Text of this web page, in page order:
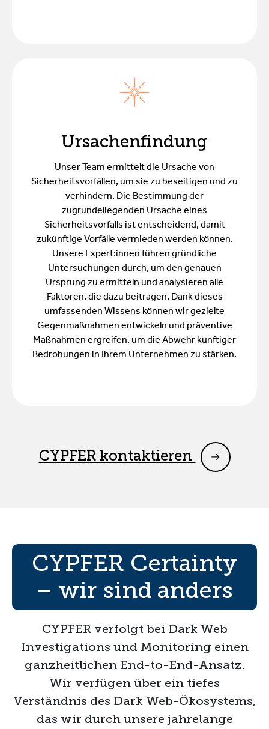
Ursachenfindung
Unser Team ermittelt die Ursache von
Sicherheitsvorfällen, um sie zu beseitigen und zu
verhindern. Die Bestimmung der
zugrundeliegenden Ursache eines
Sicherheitsvorfalls ist entscheidend, damit
zukünftige Vorfälle vermieden werden können.
Unsere Expert:innen führen gründliche
Untersuchungen durch, um den genauen
Ursprung zu ermitteln und analysieren alle
Faktoren, die dazu beitragen. Dank dieses
umfassenden Wissens können wir gezielte
Gegenmaßnahmen entwickeln und präventive
Maßnahmen ergreifen, um die Abwehr künftiger
Bedrohungen in Ihrem Unternehmen zu stärken.
CYPFER kontaktieren
CYPFER Certainty
– wir sind anders
CYPFER verfolgt bei Dark Web
Investigations und Monitoring einen
ganzheitlichen End-to-End-Ansatz.
Wir verfügen über ein tiefes
Verständnis des Dark Web-Ökosystems,
das wir durch unsere jahrelange